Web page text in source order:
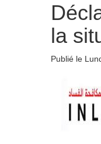
la
Publié le